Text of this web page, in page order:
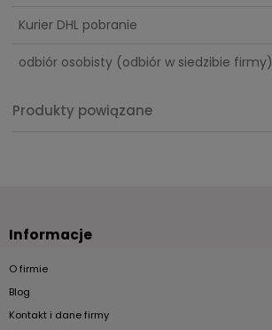
Kurier DHL pobranie
odbiór osobisty (odbiór w siedzibie firmy)
Produkty powiązane
Informacje
O firmie
Blog
Kontakt i dane firmy